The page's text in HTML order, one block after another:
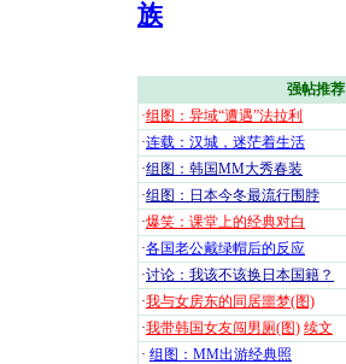
族
强帖推荐
·组图：异域“遭遇”法拉利
·连载：汉城，迷茫着生活
·组图：韩国MM大秀春装
·组图：日本今冬最流行围脖
·爆笑：课堂上的经典对白
·各国老公戴绿帽后的反应
·讨论：我该不该换日本国籍？
·我与女房东的同居噩梦(图)
·我带韩国女友闯男厕(图) 续文
· 组图：MM出游经典照